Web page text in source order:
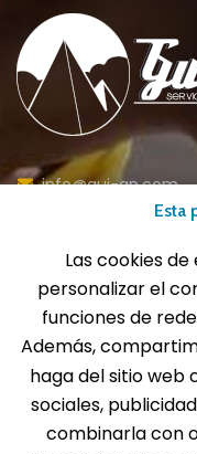
info@gui-an.com
Fax: 916 537 814
SOLICITA INFORMACIÓN
Esta
Las cookies
personalizar el
funciones de
Además,
haga del sitio web
sociales,
combinarla con